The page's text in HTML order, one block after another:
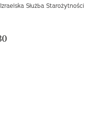
Służba Starożytności